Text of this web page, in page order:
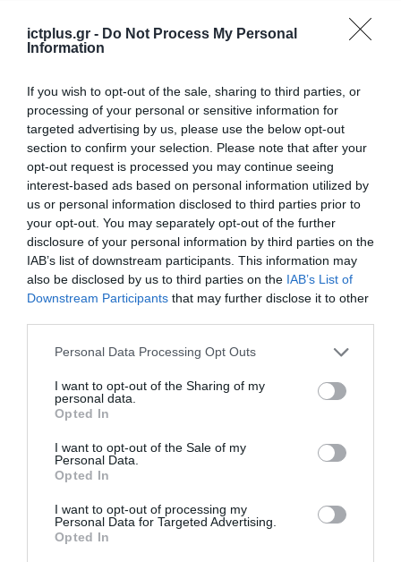
ictplus.gr - Do Not Process My Personal
Information
If you wish to opt-out of the sale, sharing to third parties, or
processing of your personal or sensitive information for
targeted advertising by us, please use the below opt-out
section to confirm your selection. Please note that after your
opt-out request is processed you may continue seeing
interest-based ads based on personal information utilized by
us or personal information disclosed to third parties prior to
your opt-out. You may separately opt-out of the further
disclosure of your personal information by third parties on the
IAB’s list of downstream participants. This information may
also be disclosed by us to third parties on the IAB’s List of
Downstream Participants that may further disclose it to other
Please note that this website/app uses one or more Google
not limited to your visit or usage behaviour. You may click to
grant or deny consent to Google and its third-party tags to
use your data for below specified purposes in below Google
consent section.
Personal Data Processing Opt Outs
I want to opt-out of the Sharing of my
personal data.
Opted In
I want to opt-out of the Sale of my
Personal Data.
Opted In
I want to opt-out of processing my
Personal Data for Targeted Advertising.
Opted In
πολύ μεγάλο βάρος για να συμβάλλουμε σε
μια δυναμική ανάπτυξη. Είμαστε η
και πρέπει να έχουμε ισχύ στον τομέα της
ναυπηγοβιομηχανίας και της
ναυπηγοεπισκευής. Γύρω από τα ναυπηγεία
χτίζονται και είναι απαραίτητες
εκατοντάδες μικρομεσαίες επιχειρήσεις
που πρέπει να συνδεθούν με τα σχέδια των
ναυπηγείων για να γίνουν πιο
ανταγωνιστικές και πιο παραγωγικές»,
τόνισε χαρακτηριστικά και
ποσοστού που καλύπτει η μικρομεσαία
επιχειρηματικότητα στην οικονομία μας. Και
αυτό δεν είναι προοπτικά βιώσιμο. Εμείς θα
συνεχίσουμε να στηρίζουμε τις
μικρομεσαίες επιχειρήσεις, υπάρχουν πάρα
συνδεθούν και με μεγαλύτερες